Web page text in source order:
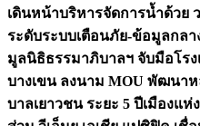
เดินหน้าบริหารจัดการน้ำด้วย
ระดับระบบเตือนภัย-ข้อมูลกลา
มูลนิธิธรรมาภิบาลฯ จับมือโร
บางเขน ลงนาม MOU พัฒนา
บาลเยาวชน ระยะ 5 ปีเมืองแห่